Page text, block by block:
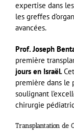
expertise dans
les greffes
avancées.
Prof. Joseph
première
jours en Israël.
première dans le
soulignant
chirurgie
Transplantation de